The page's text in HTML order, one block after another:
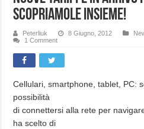
scopriamole insieme!
Peterliuk 8 Giugno, 2012
1 Comment
Cellulari, smartphone, tablet, PC:
possibilità
di connettersi alla rete per
ha scelto di